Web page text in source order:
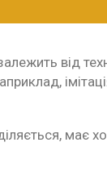
від
має